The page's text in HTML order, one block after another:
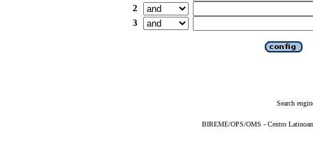
2
3
Search
BIREME/OPS/OMS - Centro